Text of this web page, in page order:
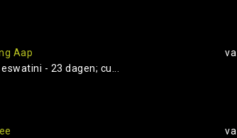
Aap
- 23 dagen; cu...
va
va